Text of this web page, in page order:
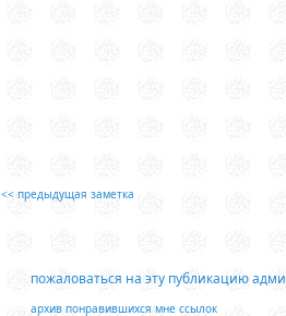
<< предыдущая заметка
пожаловаться на эту публикацию
архив понравившихся мне ссылок